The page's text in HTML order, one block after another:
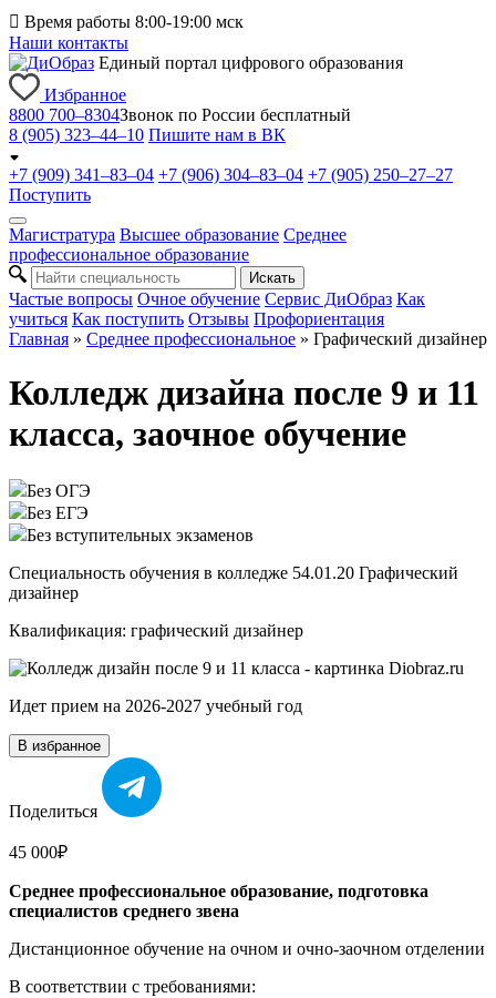
 Время работы 8:00-19:00 мск
Наши контакты
Единый портал цифрового образования
Избранное
8800 700–8304Звонок по России бесплатный
8 (905) 323–44–10 Пишите нам в ВК
+7 (909) 341–83–04 +7 (906) 304–83–04 +7 (905) 250–27–27
Поступить
Магистратура Высшее образование Среднее
профессиональное образование
Искать
Частые вопросы Очное обучение Сервис ДиОбраз Как
учиться Как поступить Отзывы Профориентация
Главная » Среднее профессиональное » Графический дизайнер
Колледж дизайна после 9 и 11
класса, заочное обучение
Без ОГЭ
Без ЕГЭ
Без вступительных экзаменов
Специальность обучения в колледже 54.01.20 Графический
дизайнер
Квалификация: графический дизайнер
Идет прием на 2026-2027 учебный год
В избранное
Поделиться
45 000₽
Среднее профессиональное образование, подготовка
специалистов среднего звена
Дистанционное обучение на очном и очно-заочном отделении
В соответствии с требованиями: